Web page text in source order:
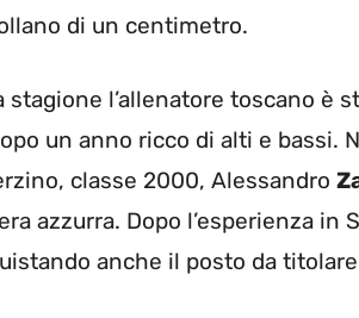
di un centimetro.
stagione l’allenatore toscano è
un anno ricco di alti e bassi.
classe 2000, Alessandro
azzurra. Dopo l’esperienza in
anche il posto da